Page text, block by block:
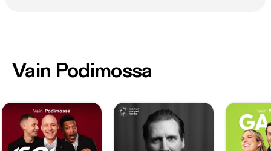
Vain Podimossa